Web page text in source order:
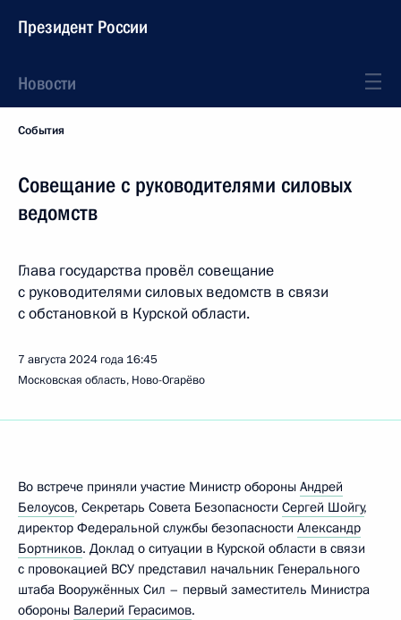
Президент России
Новости
События
Совещание с руководителями силовых
ведомств
Глава государства провёл совещание
с руководителями силовых ведомств в связи
с обстановкой в Курской области.
7 августа 2024 года 16:45
Московская область, Ново-Огарёво
Во встрече приняли участие Министр обороны Андрей
Белоусов, Секретарь Совета Безопасности Сергей Шойгу,
директор Федеральной службы безопасности Александр
Бортников. Доклад о ситуации в Курской области в связи
с провокацией ВСУ представил начальник Генерального
штаба Вооружённых Сил – первый заместитель Министра
обороны Валерий Герасимов.